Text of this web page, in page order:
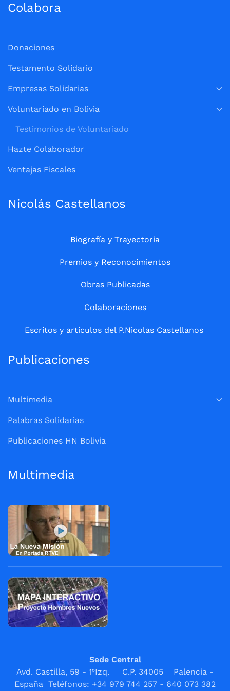
Colabora
Donaciones
Testamento Solidario
Empresas Solidarias
Voluntariado en Bolivia
Testimonios de Voluntariado
Hazte Colaborador
Ventajas Fiscales
Nicolás Castellanos
Biografía y Trayectoria
Premios y Reconocimientos
Obras Publicadas
Colaboraciones
Escritos y artículos del P.Nicolas Castellanos
Publicaciones
Multimedia
Palabras Solidarias
Publicaciones HN Bolivia
Multimedia
Sede Central
Avd. Castilla, 59 - 1ºIzq. C.P. 34005 Palencia -
España Teléfonos: +34 979 744 257 - 640 073 382